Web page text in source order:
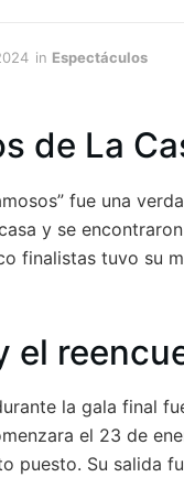
in Espectáculos
de La
fue una
y se
finalistas tuvo su
el
la gala final
el 23 de
puesto. Su salida